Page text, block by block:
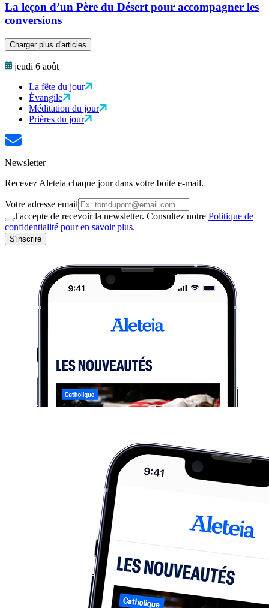
La leçon d’un Père du Désert pour accompagner les
conversions
Charger plus d'articles
jeudi 6 août
La fête du jour
Évangile
Méditation du jour
Prières du jour
Newsletter
Recevez Aleteia chaque jour dans votre boite e-mail.
Votre adresse email
J'accepte de recevoir la newsletter. Consultez notre Politique de
confidentialité pour en savoir plus.
S'inscrire